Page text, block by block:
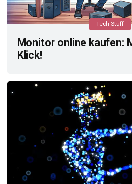
Tech Stuff
Monitor online kaufen:
Klick!